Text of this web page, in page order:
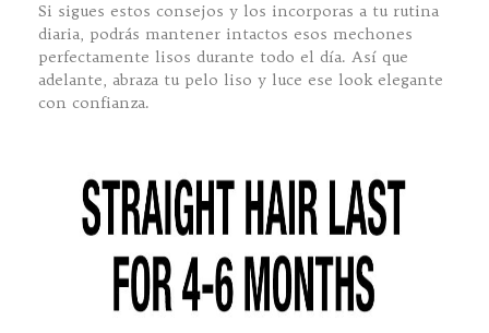
Si sigues estos consejos y los incorporas a tu rutina
diaria, podrás mantener intactos esos mechones
perfectamente lisos durante todo el día. Así que
adelante, abraza tu pelo liso y luce ese look elegante
con confianza.